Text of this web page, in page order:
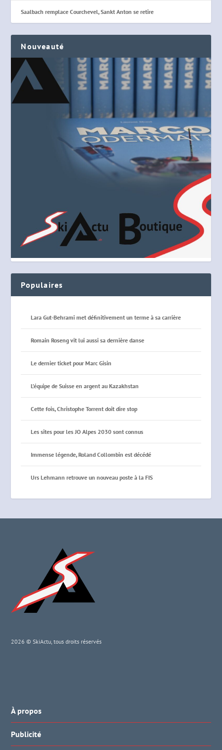
Saalbach remplace Courchevel, Sankt Anton se retire
Nouveauté
Populaires
Lara Gut-Behrami met définitivement un terme à sa carrière
Romain Roseng vit lui aussi sa dernière danse
Le dernier ticket pour Marc Gisin
L’équipe de Suisse en argent au Kazakhstan
Cette fois, Christophe Torrent doit dire stop
Les sites pour les JO Alpes 2030 sont connus
Immense légende, Roland Collombin est décédé
Urs Lehmann retrouve un nouveau poste à la FIS
2026 © SkiActu, tous droits réservés
À propos
Publicité